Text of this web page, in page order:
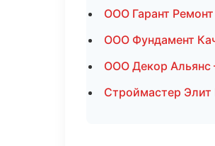
ООО Гарант
ООО Фундамент
ООО Декор
Строймастер